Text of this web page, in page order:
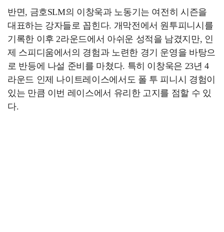
반면, 금호SLM의 이창욱과 노동기는 여전히 시즌을
대표하는 강자들로 꼽힌다. 개막전에서 원투피니시를
기록한 이후 2라운드에서 아쉬운 성적을 남겼지만, 인
제 스피디움에서의 경험과 노련한 경기 운영을 바탕으
로 반등에 나설 준비를 마쳤다. 특히 이창욱은 23년 4
라운드 인제 나이트레이스에서도 폴 투 피니시 경험이
있는 만큼 이번 레이스에서 유리한 고지를 점할 수 있
다.